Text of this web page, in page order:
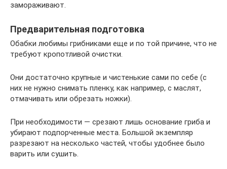
замораживают.
Предварительная подготовка
Обабки любимы грибниками еще и по той причине, что не
требуют кропотливой очистки.
Они достаточно крупные и чистенькие сами по себе (с
них не нужно снимать пленку, как например, с маслят,
отмачивать или обрезать ножки).
При необходимости — срезают лишь основание гриба и
убирают подпорченные места. Большой экземпляр
разрезают на несколько частей, чтобы удобнее было
варить или сушить.